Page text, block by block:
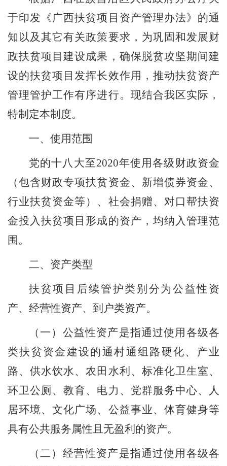
于印发《广西扶贫项目资产管理办法》的通
知以及其它有关政策要求，为巩固和发展财
政扶贫项目建设成果 ， 确保脱贫攻坚期间建
设的扶贫项目发挥长效作用，推动扶贫资产
管理管护工作有序进行。现结合我区实际，
特制定本制度。
一、 使用范围
党的十八大至2020年使用各级财政资金
（包含财政专项扶贫资金、新增债券资金、
行业扶贫资金等）、社会捐赠、对口帮扶资
金投入扶贫项目形成的资产，均纳入管理范
围 。
二、资产类型
扶贫项目后续管护类别分为公益性资
产、经营性资产、到户类资产。
（一）公益性资产是指通过使用各级各
类扶贫资金建设的通村通组路硬化、产业
路、供水饮水、农田水利、标准化卫生室、
环卫公厕、教育、电力、党群服务中心、人
居环境、文化广场、公益事业、体育健身等
具有公共服务属性且无盈利的资产。
（二）经营性资产是指通过使用各级各